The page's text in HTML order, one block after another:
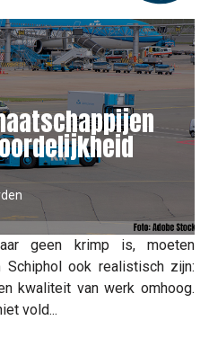
geen krimp is, moeten
Schiphol ook realistisch zijn:
kwaliteit van werk omhoog.
vold...